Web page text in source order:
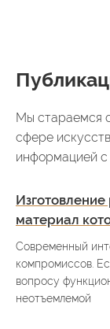
Мы стараемся
сфере
информацией с
материал
Современный
компромиссов.
вопросу
неотъемлемой